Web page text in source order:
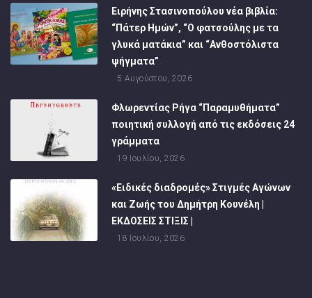
Ειρήνης Στασινοπούλου νέα βιβλία:
“Πάτερ Ημών”, “Ο φατσούλης με τα
γλυκά ματάκια” και “Ανθοστόλιστα
ψήγματα”
5 Αυγούστου, 2026
Φλωρεντίας Ρήγα “Παραμυθήματα”
ποιητική συλλογή από τις εκδόσεις 24
γράμματα
19 Ιουλίου, 2026
«Ειδικές διαδρομές» Στιγμές Αγώνων
και Ζωής του Δημήτρη Κουνέλη |
ΕΚΔΟΣΕΙΣ ΣΤΙΞΙΣ |
18 Ιουλίου, 2026